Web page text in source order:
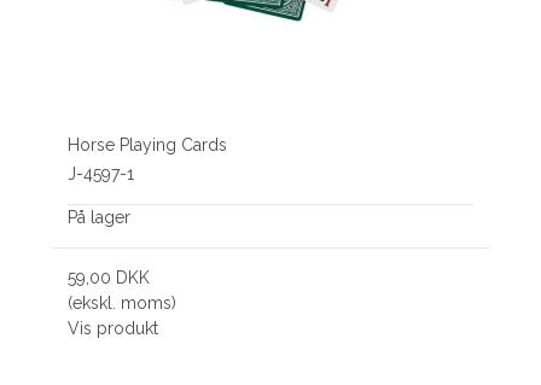
Horse Playing Cards
J-4597-1
På lager
59,00 DKK
(ekskl. moms)
Vis produkt